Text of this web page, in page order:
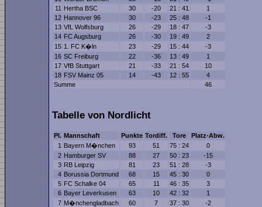
11
Hertha BSC 30 -20 21 : 41
1
12 Hannover 96 30 -23 25 : 48
-1
13 VfL Wolfsburg 26 -29 18 : 47
-3
14 FC Augsburg 26 -30 19 : 49
2
15 1. FC K�ln 23 -29 15 : 44
-3
16 SC Freiburg 22 -36 13 : 49
1
17 VfB Stuttgart 21 -33 21 : 54
10
18 FSV Mainz 05 14 -43 12 : 55
4
Summe
46
Tabelle von Nordlicht
Pl. Mannschaft Punkte Tordiff. Tore
Platz-Abw.
1 Bayern M�nchen 93 51 75 : 24
0
2 Hamburger SV 88 27 50 : 23
-15
3 RB Leipzig 81 23 51 : 28
-3
4 Borussia Dortmund 68 15 45 : 30
0
5 FC Schalke 04 65 11 46 : 35
3
6 Bayer Leverkusen 63 10 42 : 32
1
7 M�nchengladbach 60 7 37 : 30
-2